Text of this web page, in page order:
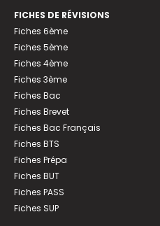
FICHES DE RÉVISIONS
Fiches 6ème
Fiches 5ème
Fiches 4ème
Fiches 3ème
Fiches Bac
Fiches Brevet
Fiches Bac Français
Fiches BTS
Fiches Prépa
Fiches BUT
Fiches PASS
Fiches SUP